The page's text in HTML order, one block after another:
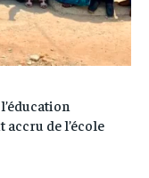
de l’école